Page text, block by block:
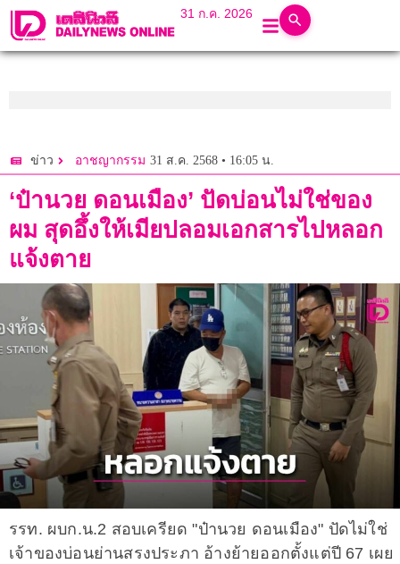
31 ก.ค. 2026
ข่าว อาชญากรรม 31 ส.ค. 2568 • 16:05 น.
‘ป๋านวย ดอนเมือง’ ปัดบ่อนไม่ใช่ของ
ผม สุดอึ้งให้เมียปลอมเอกสารไปหลอก
แจ้งตาย
รรท. ผบก.น.2 สอบเครียด "ป๋านวย ดอนเมือง" ปัดไม่ใช่
เจ้าของบ่อนย่านสรงประภา อ้างย้ายออกตั้งแต่ปี 67 เผย